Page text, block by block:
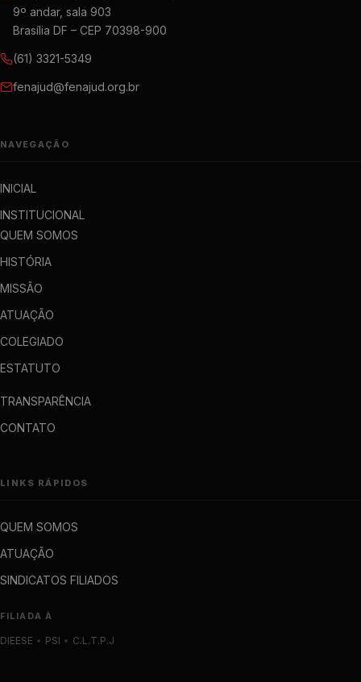
9º andar, sala 903
Brasília DF – CEP 70398-900
(61) 3321-5349
fenajud@fenajud.org.br
NAVEGAÇÃO
INICIAL
INSTITUCIONAL
QUEM SOMOS
HISTÓRIA
MISSÃO
ATUAÇÃO
COLEGIADO
ESTATUTO
TRANSPARÊNCIA
CONTATO
LINKS RÁPIDOS
QUEM SOMOS
ATUAÇÃO
SINDICATOS FILIADOS
FILIADA À
DIEESE • PSI • C.L.T.P.J